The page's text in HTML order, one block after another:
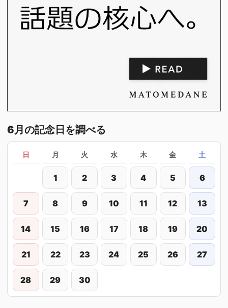
6月の記念日を調べる
日 月 火 水 木 金 土
1 2 3 4 5 6
7 8 9 10 11 12 13
14 15 16 17 18 19 20
21 22 23 24 25 26 27
28 29 30